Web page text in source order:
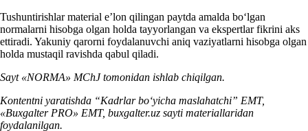
Tushuntirishlar material e’lon qilingan paytda amalda boʻlgan
normalarni hisobga olgan holda tayyorlangan va ekspertlar fikrini aks
ettiradi. Yakuniy qarorni foydalanuvchi aniq vaziyatlarni hisobga olgan
holda mustaqil ravishda qabul qiladi.
Sayt «NORMA» MChJ tomonidan ishlab chiqilgan.
Kontentni yaratishda “Kadrlar boʻyicha maslahatchi” EMT,
«Buxgalter PRO» EMT, buxgalter.uz sayti materiallaridan
foydalanilgan.